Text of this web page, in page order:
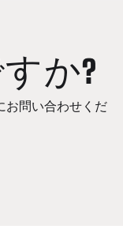
か?
お問い合わせくだ